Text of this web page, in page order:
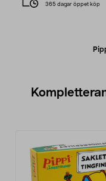
365 dagar öppet köp